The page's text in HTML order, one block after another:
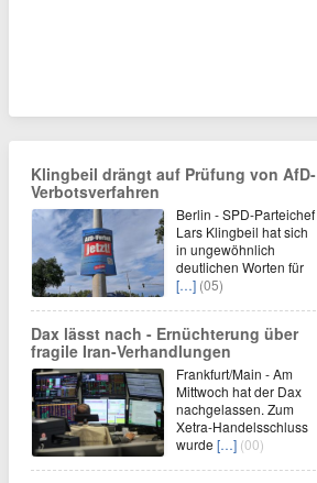
Klingbeil drängt auf Prüfung von AfD-
Verbotsverfahren
Berlin - SPD-Parteichef
Lars Klingbeil hat sich
in ungewöhnlich
deutlichen Worten für
[…] (05)
Dax lässt nach - Ernüchterung über
fragile Iran-Verhandlungen
Frankfurt/Main - Am
Mittwoch hat der Dax
nachgelassen. Zum
Xetra-Handelsschluss
wurde […] (00)